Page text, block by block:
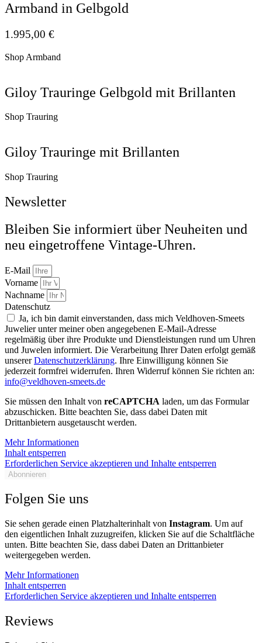
Armband in Gelbgold
1.995,00 €
Shop Armband
Giloy Trauringe Gelbgold mit Brillanten
Shop Trauring
Giloy Trauringe mit Brillanten
Shop Trauring
Newsletter
Bleiben Sie informiert über Neuheiten und
neu eingetroffene Vintage-Uhren.
E-Mail
Vorname
Nachname
Datenschutz
Ja, ich bin damit einverstanden, dass mich Veldhoven-Smeets
Juwelier unter meiner oben angegebenen E-Mail-Adresse
regelmäßig über ihre Produkte und Dienstleistungen rund um Uhren
und Juwelen informiert. Die Verarbeitung Ihrer Daten erfolgt gemäß
unsererDatenschutzerklärung. Ihre Einwilligung können Sie
jederzeit formfrei widerrufen. Ihren Widerruf können Sie richten an:
info@veldhoven-smeets.de
Sie müssen den Inhalt von reCAPTCHA laden, um das Formular
abzuschicken. Bitte beachten Sie, dass dabei Daten mit
Drittanbietern ausgetauscht werden.
Mehr Informationen
Inhalt entsperren
Erforderlichen Service akzeptieren und Inhalte entsperren
Abonnieren
Folgen Sie uns
Sie sehen gerade einen Platzhalterinhalt von Instagram. Um auf
den eigentlichen Inhalt zuzugreifen, klicken Sie auf die Schaltfläche
unten. Bitte beachten Sie, dass dabei Daten an Drittanbieter
weitergegeben werden.
Mehr Informationen
Inhalt entsperren
Erforderlichen Service akzeptieren und Inhalte entsperren
Reviews